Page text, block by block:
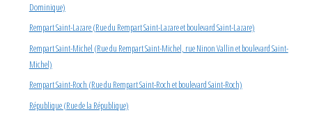
Dominique)
Rempart Saint-Lazare (Rue du Rempart Saint-Lazare et boulevard Saint-Lazare)
Rempart Saint-Michel (Rue du Rempart Saint-Michel, rue Ninon Vallin et boulevard Saint-
Michel)
Rempart Saint-Roch (Rue du Rempart Saint-Roch et boulevard Saint-Roch)
République (Rue de la République)